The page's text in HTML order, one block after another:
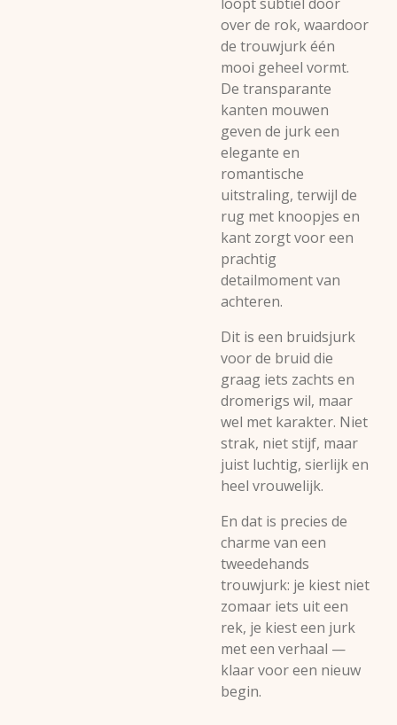
over de rok, waardoor
de trouwjurk één
mooi geheel vormt.
De transparante
kanten mouwen
geven de jurk een
elegante en
romantische
uitstraling, terwijl de
rug met knoopjes en
kant zorgt voor een
prachtig
detailmoment van
achteren.
Dit is een bruidsjurk
voor de bruid die
graag iets zachts en
dromerigs wil, maar
wel met karakter. Niet
strak, niet stijf, maar
juist luchtig, sierlijk en
heel vrouwelijk.
En dat is precies de
charme van een
tweedehands
trouwjurk: je kiest niet
zomaar iets uit een
rek, je kiest een jurk
met een verhaal —
klaar voor een nieuw
begin.